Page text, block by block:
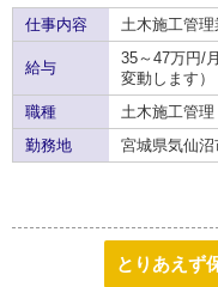
仕事内容 土木施工管理
給与
35～47万円/
変動します）
職種
土木施工管理
勤務地
宮城県気仙沼
とりあえず